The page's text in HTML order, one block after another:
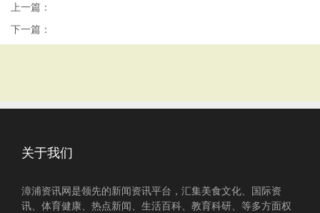
上一篇：
下一篇：
关于我们
漳浦资讯网是领先的新闻资讯平台，汇集美食文化、国际资
讯、体育健康、热点新闻、生活百科、教育科研、等多方面权